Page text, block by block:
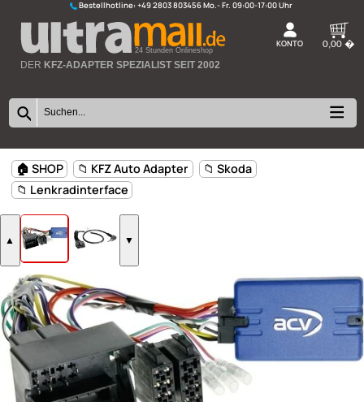
Bestellhotline:+49 2803 803456
24 Stunden Onlineshop
🏠 SHOP 📁 KFZ Auto Adapter
📁 Lenkradinterface
▲ ▼